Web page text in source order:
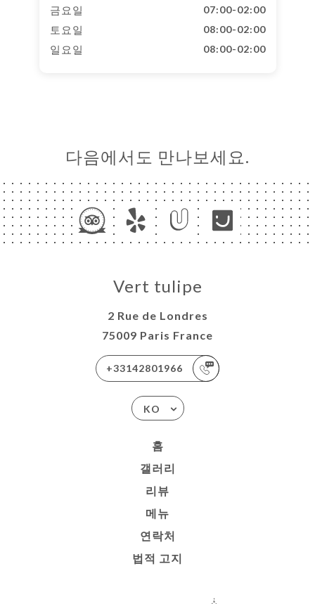
금요일 07:00-02:00
토요일 08:00-02:00
일요일 08:00-02:00
다음에서도 만나보세요.
Vert tulipe
2 Rue de Londres
75009 Paris France
+33142801966
KO
홈
갤러리
리뷰
메뉴
연락처
법적 고지